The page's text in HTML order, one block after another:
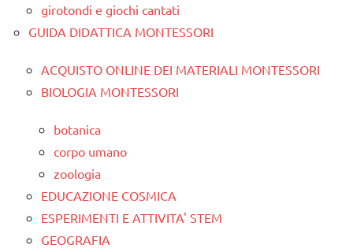
girotondi e giochi cantati
GUIDA DIDATTICA MONTESSORI
ACQUISTO ONLINE DEI MATERIALI MONTESSORI
BIOLOGIA MONTESSORI
botanica
corpo umano
zoologia
EDUCAZIONE COSMICA
ESPERIMENTI E ATTIVITA' STEM
GEOGRAFIA